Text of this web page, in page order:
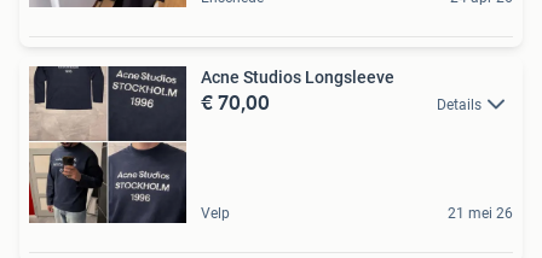
Acne Studios Longsleeve
€ 70,00 Details
Velp 21 mei 26